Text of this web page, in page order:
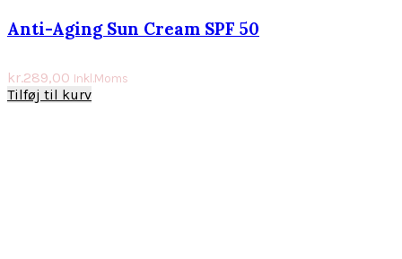
Anti-Aging Sun Cream SPF 50
kr.289,00 Inkl.Moms
Tilføj til kurv